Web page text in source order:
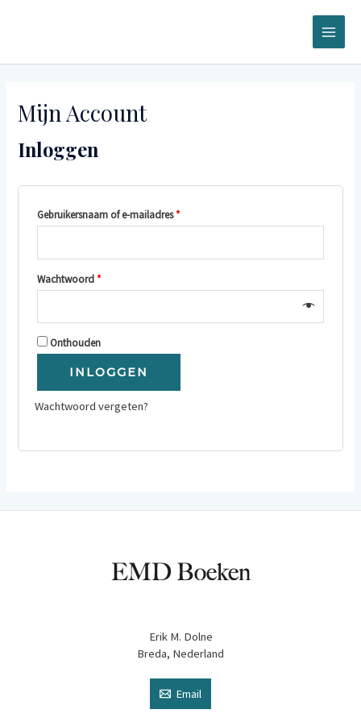
Mijn Account
Inloggen
Gebruikersnaam of e-mailadres*
Wachtwoord*
Onthouden
INLOGGEN
Wachtwoord vergeten?
Erik M. Dolne
Breda, Nederland
Email